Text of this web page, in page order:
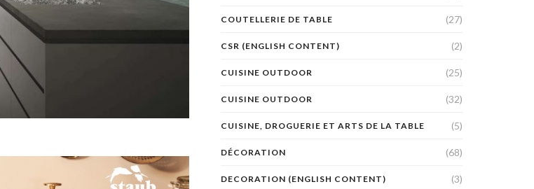
COUTELLERIE DE TABLE (27)
CSR (ENGLISH CONTENT) (2)
CUISINE OUTDOOR (25)
CUISINE OUTDOOR (32)
CUISINE, DROGUERIE ET ARTS DE LA TABLE (5)
DÉCORATION (68)
DECORATION (ENGLISH CONTENT) (3)